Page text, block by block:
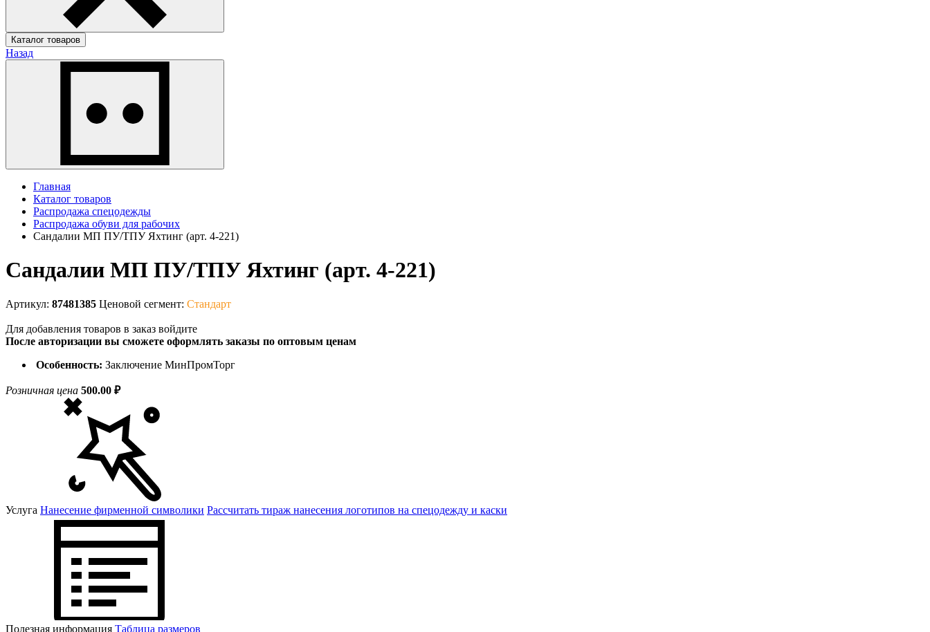
Каталог товаров
Назад
Главная
Каталог товаров
Распродажа спецодежды
Распродажа обуви для рабочих
Сандалии МП ПУ/ТПУ Яхтинг (арт. 4-221)
Сандалии МП ПУ/ТПУ Яхтинг (арт. 4-221)
Артикул: 87481385 Ценовой сегмент: Стандарт
Для добавления товаров в заказ войдите
После авторизации вы сможете оформлять заказы по оптовым ценам
Особенность: Заключение МинПромТорг
Розничная цена 500.00 ₽
Услуга Нанесение фирменной символики Рассчитать тираж нанесения логотипов на спецодежду и каски
Полезная информация Таблица размеров